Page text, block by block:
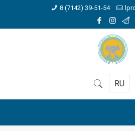
8 (7142) 39-51-54
RU